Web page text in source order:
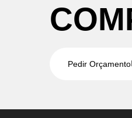
Pedir Orçamento